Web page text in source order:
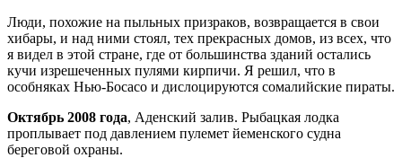
Люди, похожие на пыльных призраков, возвращается в свои
хибары, и над ними стоял, тех прекрасных домов, из всех, что
я видел в этой стране, где от большинства зданий остались
кучи изрешеченных пулями кирпичи. Я решил, что в
особняках Нью-Босасо и дислоцируются сомалийские пираты.
Октябрь 2008 года, Аденский залив. Рыбацкая лодка
проплывает под давлением пулемет йеменского судна
береговой охраны.